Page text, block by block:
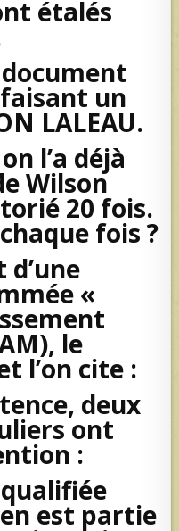
étalés
un
LALEAU.
l’a déjà
Wilson
20 fois.
fois ?
d’une
«
le
l’on cite :
deux
ont
:
est partie